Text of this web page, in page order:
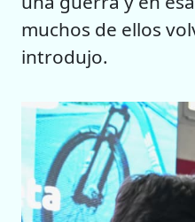
muchos de ellos
introdujo.